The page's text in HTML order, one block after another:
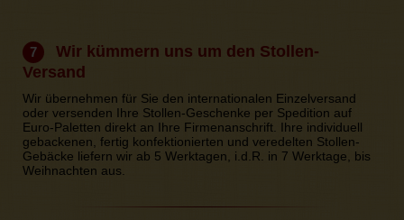
7
Wir kümmern uns um den Stollen-
Versand
Wir übernehmen für Sie den internationalen Einzelversand
oder versenden Ihre Stollen-Geschenke per Spedition auf
Euro-Paletten direkt an Ihre Firmenanschrift. Ihre individuell
gebackenen, fertig konfektionierten und veredelten Stollen-
Gebäcke liefern wir ab 5 Werktagen, i.d.R. in 7 Werktage, bis
Weihnachten aus.